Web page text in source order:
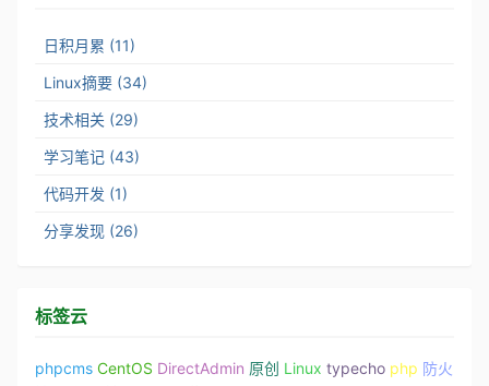
日积月累 (11)
Linux摘要 (34)
技术相关 (29)
学习笔记 (43)
代码开发 (1)
分享发现 (26)
标签云
phpcms CentOS DirectAdmin 原创 Linux typecho php 防火